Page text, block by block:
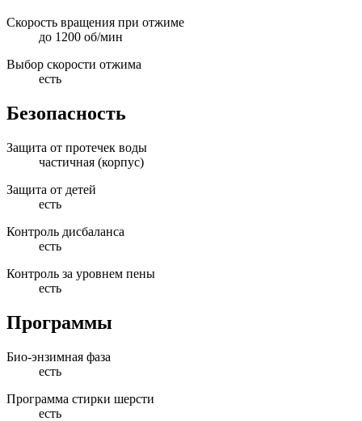
Скорость вращения при отжиме
до 1200 об/мин
Выбор скорости отжима
есть
Безопасность
Защита от протечек воды
частичная (корпус)
Защита от детей
есть
Контроль дисбаланса
есть
Контроль за уровнем пены
есть
Программы
Био-энзимная фаза
есть
Программа стирки шерсти
есть